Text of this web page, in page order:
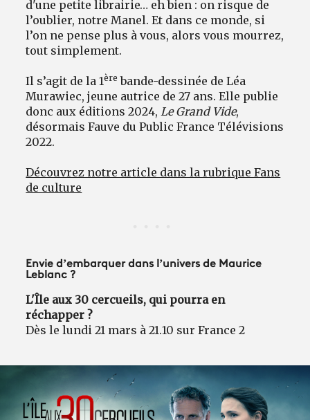
d'une petite librairie… eh bien : on risque de
l’oublier, notre Manel. Et dans ce monde, si
l’on ne pense plus à vous, alors vous mourrez,
tout simplement.
Il s’agit de la 1ère bande-dessinée de Léa
Murawiec, jeune autrice de 27 ans. Elle publie
donc aux éditions 2024, Le Grand Vide,
désormais Fauve du Public France Télévisions
2022.
Découvrez notre article dans la rubrique Fans
de culture
Envie d’embarquer dans l’univers de Maurice
Leblanc ?
L'Île aux 30 cercueils, qui pourra en
réchapper ?
Dès le lundi 21 mars à 21.10 sur France 2